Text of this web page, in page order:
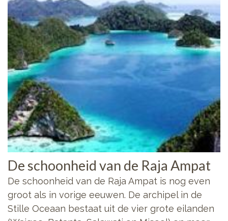
De schoonheid van de Raja Ampat
De schoonheid van de Raja Ampat is nog even
groot als in vorige eeuwen. De archipel in de
Stille Oceaan bestaat uit de vier grote eilanden